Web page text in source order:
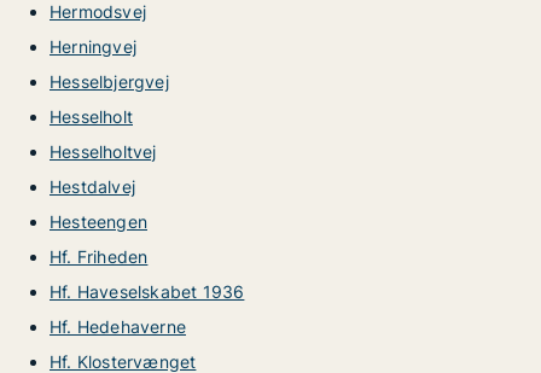
Hermodsvej
Herningvej
Hesselbjergvej
Hesselholt
Hesselholtvej
Hestdalvej
Hesteengen
Hf. Friheden
Hf. Haveselskabet 1936
Hf. Hedehaverne
Hf. Klostervænget